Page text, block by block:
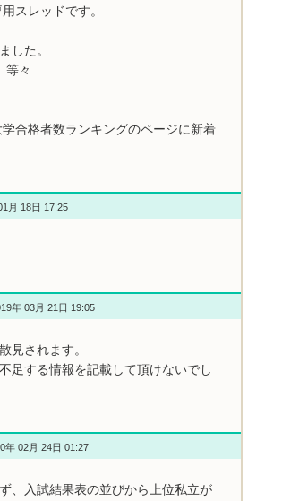
スレッドです。
した。
等々
合格者数ランキングのページに新着
月 18日 17:25
年 03月 21日 19:05
見されます。
足する情報を記載して頂けないでし
年 02月 24日 01:27
、入試結果表の並びから上位私立が